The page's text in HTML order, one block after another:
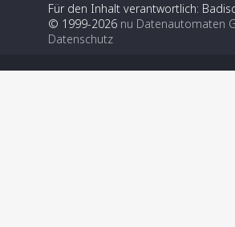
Für den Inhalt verantwortlich:
© 1999-2026 nu Datenautomaten
Datenschutz